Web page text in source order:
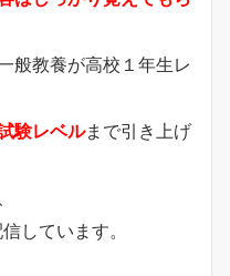
般教養が高校１年生レ
験レベルまで引き上げ
しています。